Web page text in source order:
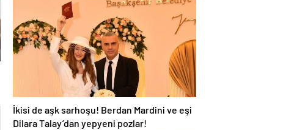
Yasemin Özilhan’ın
evi hayran bıraktı!
Doğan 10 yaş
gençleşti
İkisi de aşk sarhoşu! Berdan Mardini ve eşi
Dilara Talay’dan yepyeni pozlar!